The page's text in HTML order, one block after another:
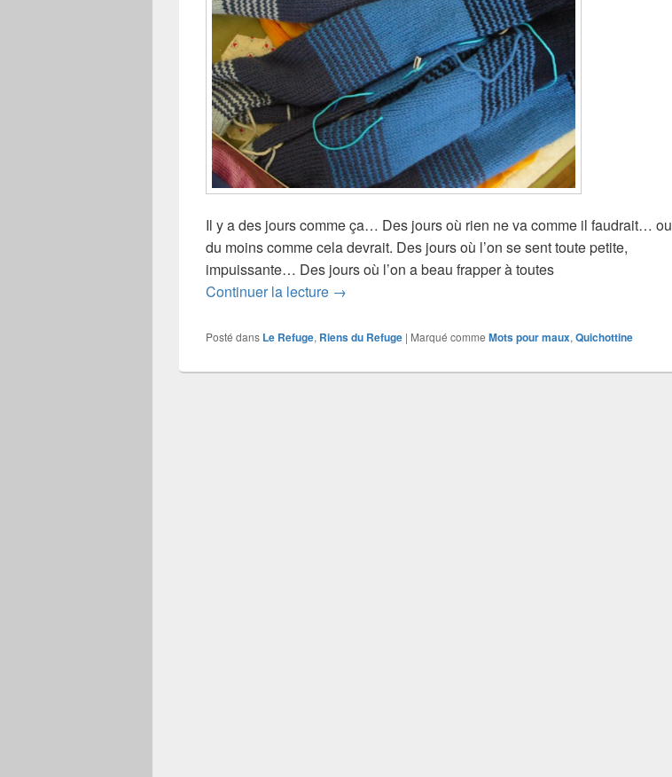
Il y a des jours comme ça… Des jours où rien ne va comme il faudrait… ou
du moins comme cela devrait. Des jours où l’on se sent toute petite,
impuissante… Des jours où l’on a beau frapper à toutes
Continuer la lecture Des jours comme ça…
→
Posté dans Le Refuge, Riens du Refuge | Marqué comme Mots pour maux, Quichottine